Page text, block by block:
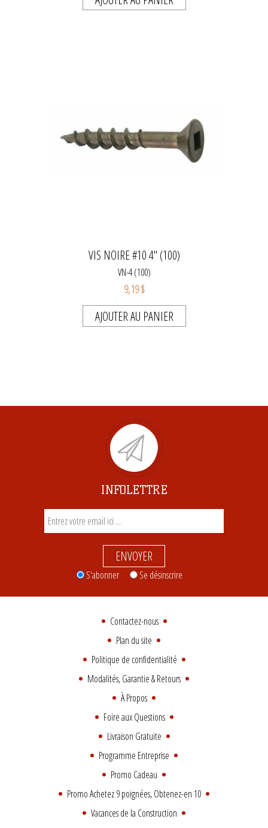
VIS NOIRE #10 4" (100)
VN-4 (100)
9,19 $
AJOUTER AU PANIER
INFOLETTRE
ENVOYER
S'abonner Se désinscrire
Contactez-nous
Plan du site
Politique de confidentialité
Modalités, Garantie & Retours
À Propos
Foire aux Questions
Livraison Gratuite
Programme Entreprise
Promo Cadeau
Promo Achetez 9 poignées, Obtenez-en 10
Vacances de la Construction